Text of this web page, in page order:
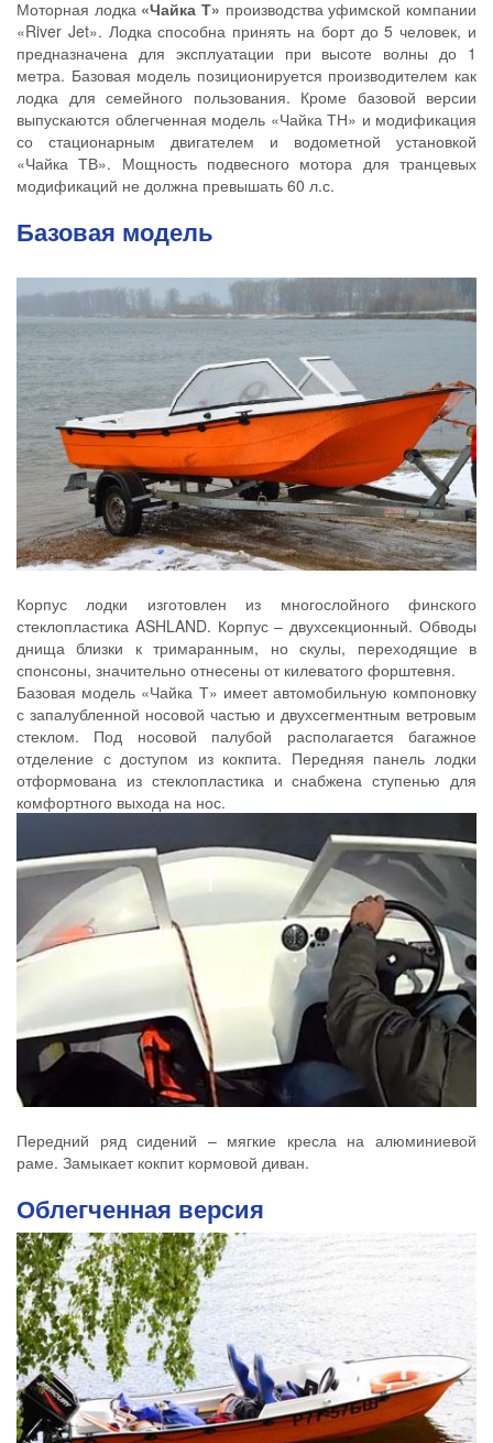
Моторная лодка «Чайка Т» производства уфимской компании
«River Jet». Лодка способна принять на борт до 5 человек, и
предназначена для эксплуатации при высоте волны до 1
метра. Базовая модель позиционируется производителем как
лодка для семейного пользования. Кроме базовой версии
выпускаются облегченная модель «Чайка ТН» и модификация
со стационарным двигателем и водометной установкой
«Чайка ТВ». Мощность подвесного мотора для транцевых
модификаций не должна превышать 60 л.с.
Базовая модель
Корпус лодки изготовлен из многослойного финского
стеклопластика ASHLAND. Корпус – двухсекционный. Обводы
днища близки к тримаранным, но скулы, переходящие в
спонсоны, значительно отнесены от килеватого форштевня.
Базовая модель «Чайка Т» имеет автомобильную компоновку
с запалубленной носовой частью и двухсегментным ветровым
стеклом. Под носовой палубой располагается багажное
отделение с доступом из кокпита. Передняя панель лодки
отформована из стеклопластика и снабжена ступенью для
комфортного выхода на нос.
Передний ряд сидений – мягкие кресла на алюминиевой
раме. Замыкает кокпит кормовой диван.
Облегченная версия